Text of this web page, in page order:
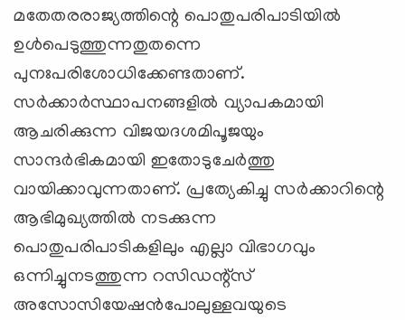
മതേതരരാജ്യത്തിന്റെ പൊതുപരിപാടിയില്‍
ഉള്‍പെടുത്തുന്നതുതന്നെ
പുനഃപരിശോധിക്കേണ്ടതാണ്.
സര്‍ക്കാര്‍സ്ഥാപനങ്ങളില്‍ വ്യാപകമായി
ആചരിക്കുന്ന വിജയദശമിപൂജയും
സാന്ദര്‍ഭികമായി ഇതോടുചേര്‍ത്തു
വായിക്കാവുന്നതാണ്. പ്രത്യേകിച്ചു സര്‍ക്കാറിന്റെ
ആഭിമുഖ്യത്തില്‍ നടക്കുന്ന
പൊതുപരിപാടികളിലും എല്ലാ വിഭാഗവും
ഒന്നിച്ചുനടത്തുന്ന റസിഡന്റ്‌സ്
അസോസിയേഷന്‍പോലുള്ളവയുടെ